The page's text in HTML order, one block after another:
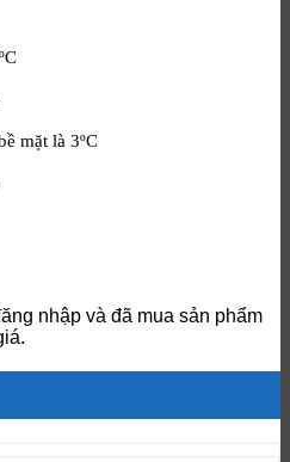
mặt là 3ºC
nhập và đã mua sản phẩm